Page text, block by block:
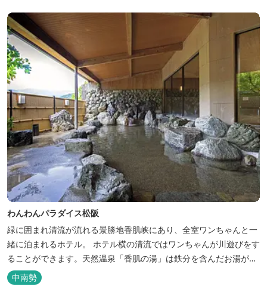
わんわんパラダイス松阪
緑に囲まれ清流が流れる景勝地香肌峡にあり、全室ワンちゃんと一
緒に泊まれるホテル。 ホテル横の清流ではワンちゃんが川遊びをす
ることができます。天然温泉「香肌の湯」は鉄分を含んだお湯が特
徴。 松阪の観光情報は、松阪観光インフォメーションサイト ワク
ワク松阪 へ。
中南勢